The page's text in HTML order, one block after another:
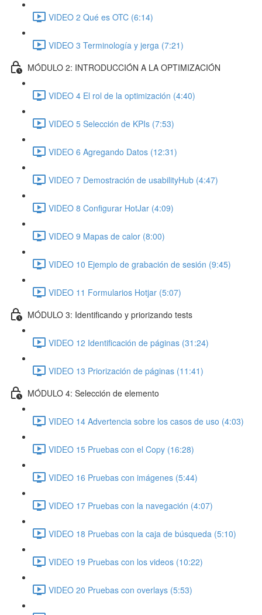
VIDEO 2 Qué es OTC (6:14)
VIDEO 3 Terminología y jerga (7:21)
MÓDULO 2: INTRODUCCIÓN A LA OPTIMIZACIÓN
VIDEO 4 El rol de la optimización (4:40)
VIDEO 5 Selección de KPIs (7:53)
VIDEO 6 Agregando Datos (12:31)
VIDEO 7 Demostración de usabilityHub (4:47)
VIDEO 8 Configurar HotJar (4:09)
VIDEO 9 Mapas de calor (8:00)
VIDEO 10 Ejemplo de grabación de sesión (9:45)
VIDEO 11 Formularios Hotjar (5:07)
MÓDULO 3: Identificando y priorizando tests
VIDEO 12 Identificación de páginas (31:24)
VIDEO 13 Priorización de páginas (11:41)
MÓDULO 4: Selección de elemento
VIDEO 14 Advertencia sobre los casos de uso (4:03)
VIDEO 15 Pruebas con el Copy (16:28)
VIDEO 16 Pruebas con imágenes (5:44)
VIDEO 17 Pruebas con la navegación (4:07)
VIDEO 18 Pruebas con la caja de búsqueda (5:10)
VIDEO 19 Pruebas con los videos (10:22)
VIDEO 20 Pruebas con overlays (5:53)